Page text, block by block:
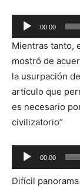
Reproductor
de
audio
00:00
Mientras tanto,
mostró de
la usurpación
artículo que
es necesario
civilizatorio”
Reproductor
de
audio
00:00
Difícil